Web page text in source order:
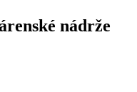
nádrže